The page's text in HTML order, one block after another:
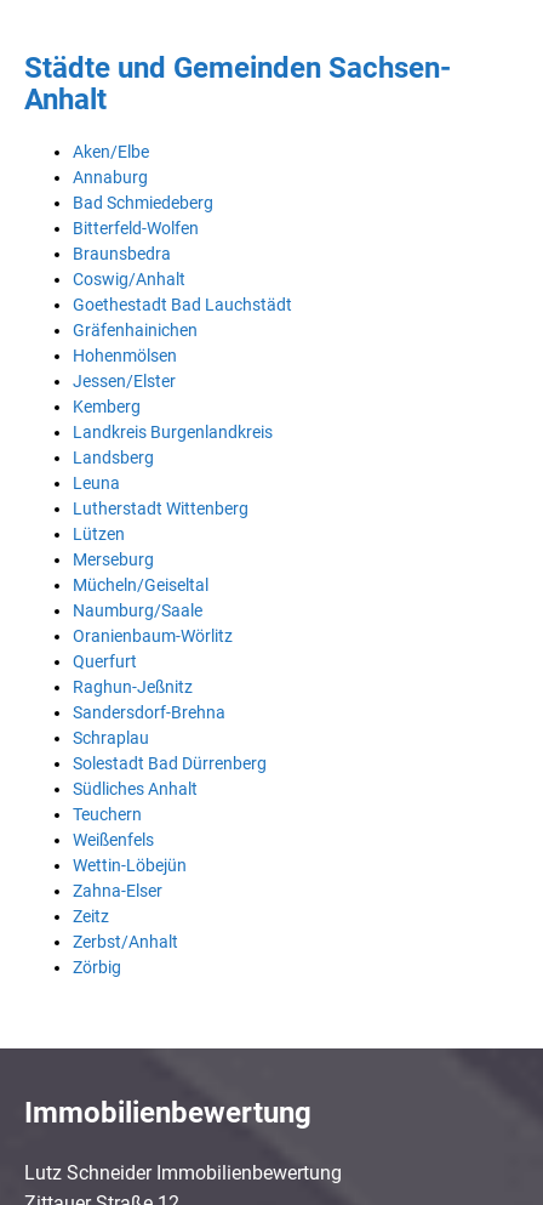
Städte und Gemeinden Sachsen-
Anhalt
Aken/Elbe
Annaburg
Bad Schmiedeberg
Bitterfeld-Wolfen
Braunsbedra
Coswig/Anhalt
Goethestadt Bad Lauchstädt
Gräfenhainichen
Hohenmölsen
Jessen/Elster
Kemberg
Landkreis Burgenlandkreis
Landsberg
Leuna
Lutherstadt Wittenberg
Lützen
Merseburg
Mücheln/Geiseltal
Naumburg/Saale
Oranienbaum-Wörlitz
Querfurt
Raghun-Jeßnitz
Sandersdorf-Brehna
Schraplau
Solestadt Bad Dürrenberg
Südliches Anhalt
Teuchern
Weißenfels
Wettin-Löbejün
Zahna-Elser
Zeitz
Zerbst/Anhalt
Zörbig
Immobilienbewertung
Lutz Schneider Immobilienbewertung